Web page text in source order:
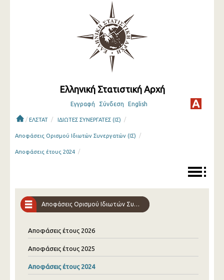
Ελληνική Στατιστική Αρχή
Εγγραφή Σύνδεση English
/ ΕΛΣΤΑΤ / ΙΔΙΩΤΕΣ ΣΥΝΕΡΓΑΤΕΣ (ΙΣ) /
Αποφάσεις Ορισμού Ιδιωτών Συνεργατών (ΙΣ) /
Αποφάσεις έτους 2024 /
Αποφάσεις Ορισμού Ιδιωτών Συνεργατών (ΙΣ)
Αποφάσεις έτους 2026
Αποφάσεις έτους 2025
Αποφάσεις έτους 2024